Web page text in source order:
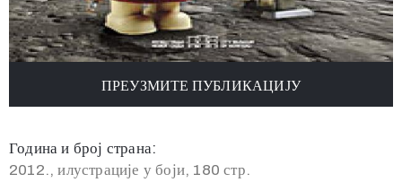
ПРЕУЗМИТЕ ПУБЛИКАЦИЈУ
Година и број страна:
2012., илустрације у боји, 180 стр.